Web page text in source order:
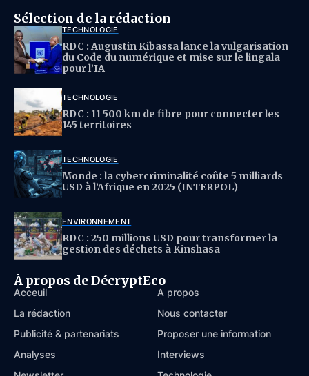
Sélection de la rédaction
TECHNOLOGIE
RDC : Augustin Kibassa lance la vulgarisation
du Code du numérique et mise sur le lingala
pour l’IA
TECHNOLOGIE
RDC : 11 500 km de fibre pour connecter les
145 territoires
TECHNOLOGIE
Monde : la cybercriminalité coûte 5 milliards
USD à l’Afrique en 2025 (INTERPOL)
ENVIRONNEMENT
RDC : 250 millions USD pour transformer la
gestion des déchets à Kinshasa
À propos de DécryptEco
Acceuil
À propos
La rédaction
Nous contacter
Publicité & partenariats
Proposer une information
Analyses
Interviews